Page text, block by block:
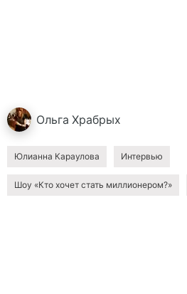
Ольга Храбрых
Юлианна Караулова Интервью
Шоу «Кто хочет стать миллионером?»